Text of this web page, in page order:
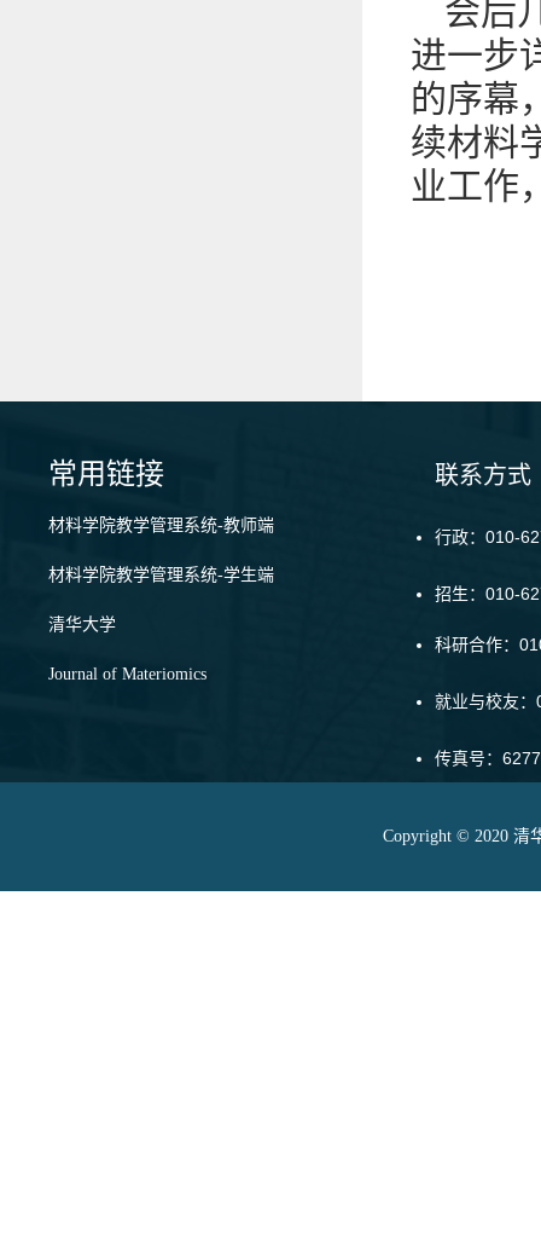
会后
进一步
的序幕
续材料
业工作
常用链接
材料学院教学管理系统-教师端
材料学院教学管理系统-学生端
清华大学
Journal of Materiomics
联系方式
行政：010-
招生：010-
科研合作：
就业与校友
传真号：
Copyright © 2020 清